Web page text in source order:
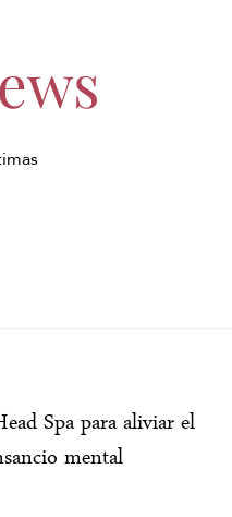
Spa para aliviar el
mental